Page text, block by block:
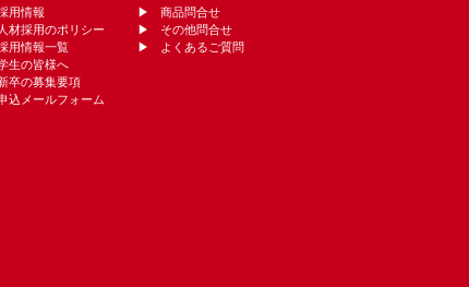
用情報
人材採用のポリシー
用情報一覧
生の皆様へ
卒の募集要項
込メールフォーム
商品問合せ
その他問合せ
よくあるご質問